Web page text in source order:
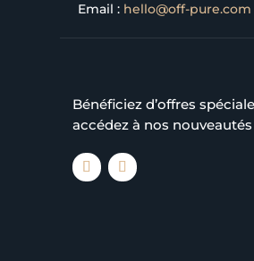
Email : hello@off-pure.com
Bénéficiez d’offres
accédez à nos